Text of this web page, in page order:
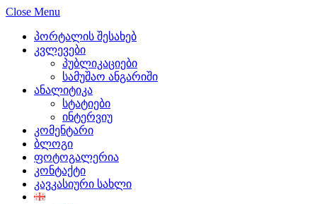
Close Menu
პორტალის შესახებ
კვლევები
პუბლიკაციები
სამუშაო ანგარიში
ანალიტიკა
სტატიები
ინტერვიუ
კომენტარი
ბლოგი
ფოტოგალერია
კონტაქტი
კავკასიური სახლი